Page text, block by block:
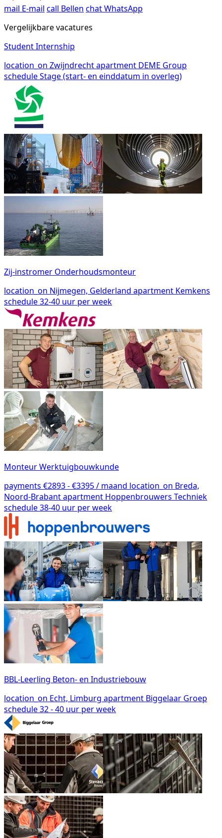
mail E-mail call Bellen chatWhatsApp
Vergelijkbare vacatures
Student Internship
location_on Zwijndrechtapartment DEME Group
scheduleStage (start- en einddatum in overleg)
Zij-instromer Onderhoudsmonteur
location_on Nijmegen, Gelderland apartment Kemkens
schedule32-40 uur per week
Monteur Werktuigbouwkunde
payments €2893 - €3395 / maand location_on Breda,
Noord-Brabantapartment Hoppenbrouwers Techniek
schedule38-40 uur per week
BBL-Leerling Beton- en Industriebouw
location_on Echt, Limburg apartment Biggelaar Groep
schedule32 - 40 uur per week